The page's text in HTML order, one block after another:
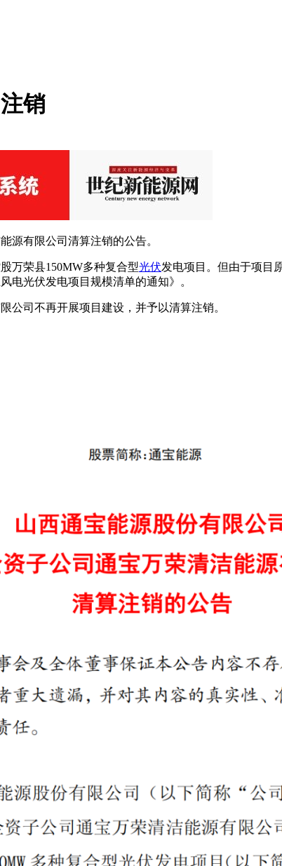
销
源有限公司清算注销的公告。
万荣县150MW多种复合型光伏发电项目。但由于项目
电光伏发电项目规模清单的通知》。
公司不再开展项目建设，并予以清算注销。